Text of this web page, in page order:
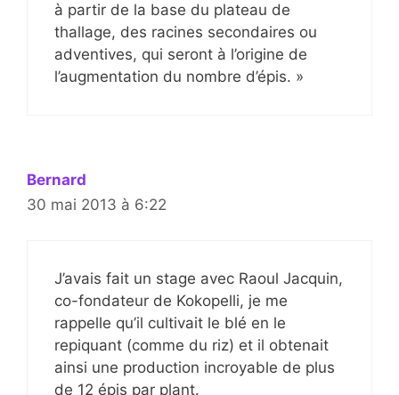
à partir de la base du plateau de
thallage, des racines secondaires ou
adventives, qui seront à l’origine de
l’augmentation du nombre d’épis. »
Bernard
30 mai 2013 à 6:22
J’avais fait un stage avec Raoul Jacquin,
co-fondateur de Kokopelli, je me
rappelle qu’il cultivait le blé en le
repiquant (comme du riz) et il obtenait
ainsi une production incroyable de plus
de 12 épis par plant.